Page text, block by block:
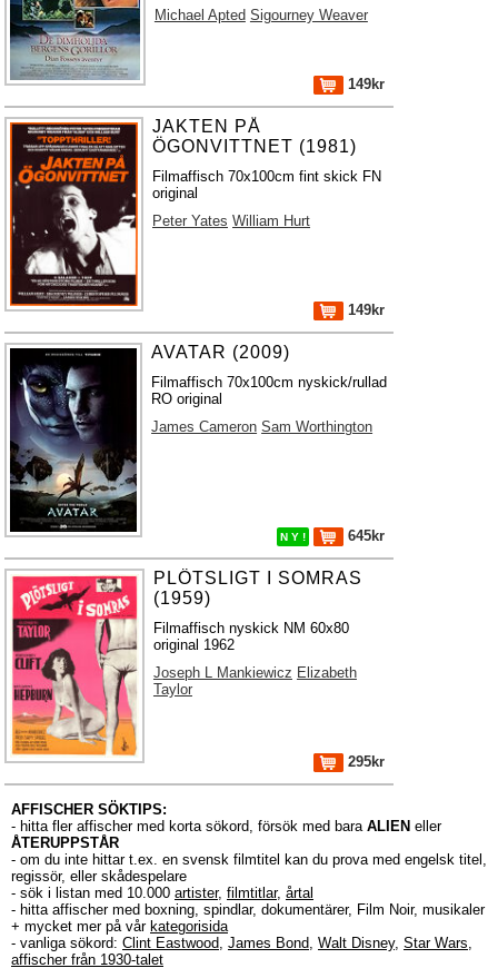
Michael Apted Sigourney Weaver
149kr
JAKTEN PÅ
ÖGONVITTNET (1981)
Filmaffisch 70x100cm fint skick FN
original
Peter Yates William Hurt
149kr
AVATAR (2009)
Filmaffisch 70x100cm nyskick/rullad
RO original
James Cameron Sam Worthington
N Y ! 645kr
PLÖTSLIGT I SOMRAS
(1959)
Filmaffisch nyskick NM 60x80
original 1962
Joseph L Mankiewicz Elizabeth
Taylor
295kr
AFFISCHER SÖKTIPS:
- hitta fler affischer med korta sökord, försök med bara ALIEN eller
ÅTERUPPSTÅR
- om du inte hittar t.ex. en svensk filmtitel kan du prova med engelsk titel,
regissör, eller skådespelare
- sök i listan med 10.000 artister, filmtitlar, årtal
- hitta affischer med boxning, spindlar, dokumentärer, Film Noir, musikaler
+ mycket mer på vår kategorisida
- vanliga sökord: Clint Eastwood, James Bond, Walt Disney, Star Wars,
affischer från 1930-talet